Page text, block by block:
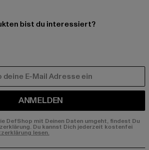
bist du interessiert?
ANMELDEN
DefShop mit Deinen Daten umgeht, findest Du
Du kannst Dich jederzeit kostenfei
lesen.